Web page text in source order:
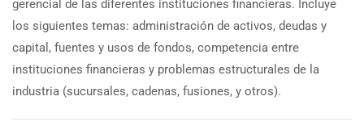
gerencial de las diferentes instituciones financieras. Incluye
los siguientes temas: administración de activos, deudas y
capital, fuentes y usos de fondos, competencia entre
instituciones financieras y problemas estructurales de la
industria (sucursales, cadenas, fusiones, y otros).